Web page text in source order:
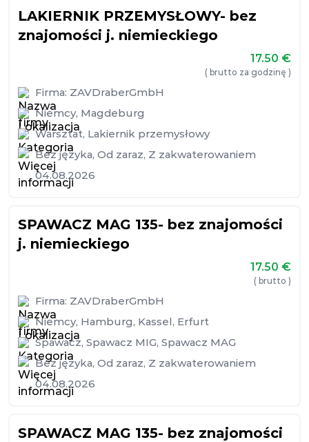
LAKIERNIK PRZEMYSŁOWY- bez
znajomości j. niemieckiego
17.50 €
( brutto za godzinę )
Firma: ZAVDraberGmbH
Niemcy, Magdeburg
Warsztat, Lakiernik przemysłowy
Bez języka, Od zaraz, Z zakwaterowaniem
04.08.2026
SPAWACZ MAG 135- bez znajomości
j. niemieckiego
17.50 €
( brutto )
Firma: ZAVDraberGmbH
Niemcy, Hamburg, Kassel, Erfurt
Spawacz, Spawacz MIG, Spawacz MAG
Bez języka, Od zaraz, Z zakwaterowaniem
04.08.2026
SPAWACZ MAG 135- bez znajomości